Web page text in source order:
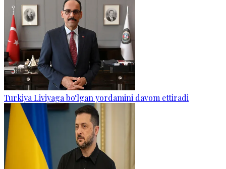
Turkiya Liviyaga bo‘lgan yordamini davom ettiradi